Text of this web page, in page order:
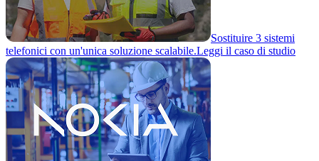
Sostituire 3 sistemi
telefonici con un'unica soluzione scalabile.Leggi il caso di studio